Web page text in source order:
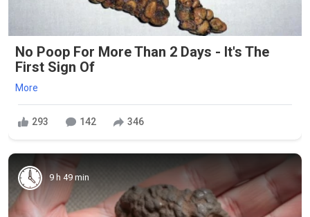
No Poop For More Than 2 Days - It's The
First Sign Of
More
293 142 346
9 h 49 min